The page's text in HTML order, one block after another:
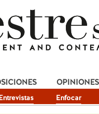
Enfocar
OPINIONES